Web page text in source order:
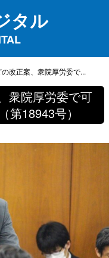
タル
改正案、衆院厚労委で...
衆院厚労委で可
18943号）